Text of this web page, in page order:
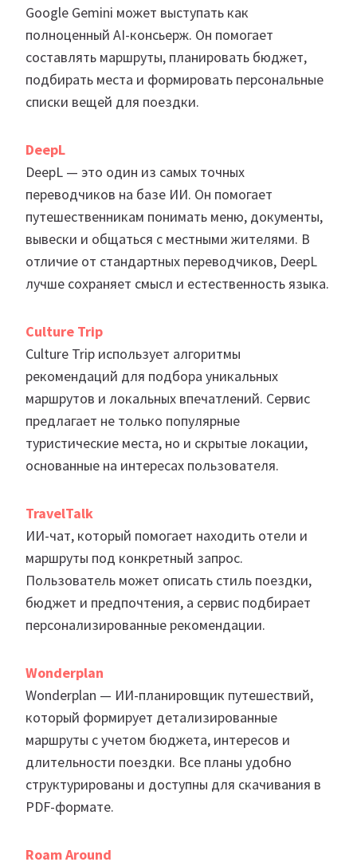
Google Gemini может выступать как
полноценный AI-консьерж. Он помогает
составлять маршруты, планировать бюджет,
подбирать места и формировать персональные
списки вещей для поездки.
DeepL
DeepL — это один из самых точных
переводчиков на базе ИИ. Он помогает
путешественникам понимать меню, документы,
вывески и общаться с местными жителями. В
отличие от стандартных переводчиков, DeepL
лучше сохраняет смысл и естественность языка.
Culture Trip
Culture Trip использует алгоритмы
рекомендаций для подбора уникальных
маршрутов и локальных впечатлений. Сервис
предлагает не только популярные
туристические места, но и скрытые локации,
основанные на интересах пользователя.
TravelTalk
ИИ-чат, который помогает находить отели и
маршруты под конкретный запрос.
Пользователь может описать стиль поездки,
бюджет и предпочтения, а сервис подбирает
персонализированные рекомендации.
Wonderplan
Wonderplan — ИИ-планировщик путешествий,
который формирует детализированные
маршруты с учетом бюджета, интересов и
длительности поездки. Все планы удобно
структурированы и доступны для скачивания в
PDF-формате.
Roam Around